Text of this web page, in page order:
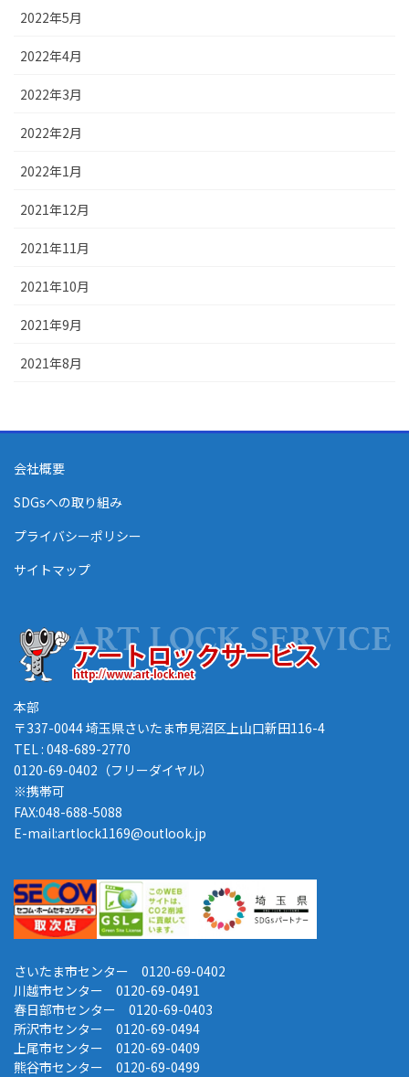
2022年5月
2022年4月
2022年3月
2022年2月
2022年1月
2021年12月
2021年11月
2021年10月
2021年9月
2021年8月
会社概要
SDGsへの取り組み
プライバシーポリシー
サイトマップ
本部
〒337-0044 埼玉県さいたま市見沼区上山口新田116-4
TEL : 048-689-2770
0120-69-0402（フリーダイヤル）
※携帯可
FAX:048-688-5088
E-mail:artlock1169@outlook.jp
さいたま市センター 0120-69-0402
川越市センター 0120-69-0491
春日部市センター 0120-69-0403
所沢市センター 0120-69-0494
上尾市センター 0120-69-0409
熊谷市センター 0120-69-0499